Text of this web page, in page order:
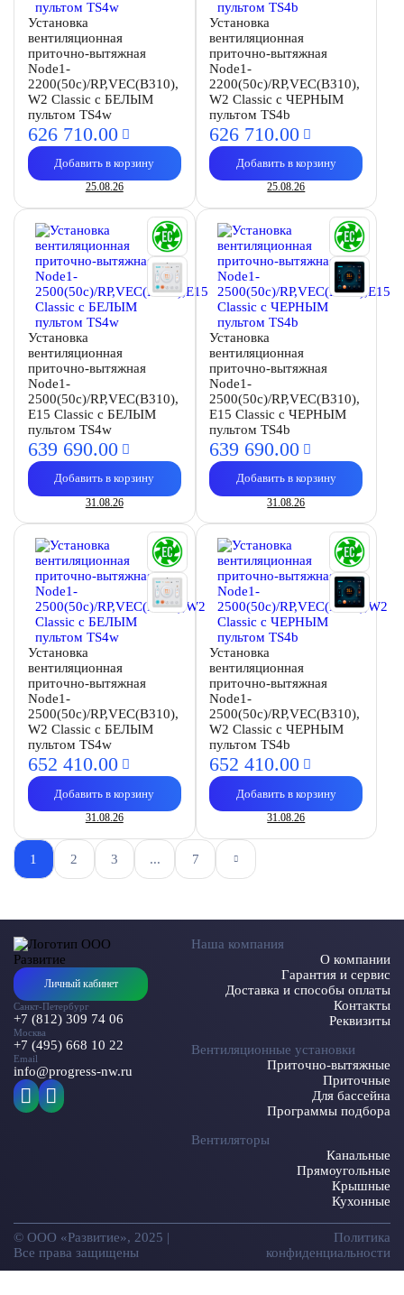
Установка
вентиляционная
приточно-вытяжная
Node1-
2200(50c)/RP,VEC(B310),
W2 Classic с БЕЛЫМ
пультом TS4w
626 710.00
Добавить в корзину
25.08.26
Установка
вентиляционная
приточно-вытяжная
Node1-
2200(50c)/RP,VEC(B310),
W2 Classic с ЧЕРНЫМ
пультом TS4b
626 710.00
Добавить в корзину
25.08.26
Установка
вентиляционная
приточно-вытяжная
Node1-
2500(50c)/RP,VEC(B310),
E15 Classic с БЕЛЫМ
пультом TS4w
639 690.00
Добавить в корзину
31.08.26
Установка
вентиляционная
приточно-вытяжная
Node1-
2500(50c)/RP,VEC(B310),
E15 Classic с ЧЕРНЫМ
пультом TS4b
639 690.00
Добавить в корзину
31.08.26
Установка
вентиляционная
приточно-вытяжная
Node1-
2500(50c)/RP,VEC(B310),
W2 Classic с БЕЛЫМ
пультом TS4w
652 410.00
Добавить в корзину
31.08.26
Установка
вентиляционная
приточно-вытяжная
Node1-
2500(50c)/RP,VEC(B310),
W2 Classic с ЧЕРНЫМ
пультом TS4b
652 410.00
Добавить в корзину
31.08.26
1 2 3 ... 7
Личный кабинет
Санкт-Петербург
+7 (812) 309 74 06
Москва
+7 (495) 668 10 22
Email
info@progress-nw.ru
Наша компания
О компании
Гарантия и сервис
Доставка и способы оплаты
Контакты
Реквизиты
Вентиляционные установки
Приточно-вытяжные
Приточные
Для бассейна
Программы подбора
Вентиляторы
Канальные
Прямоугольные
Крышные
Кухонные
© ООО «Развитие», 2025 |
Все права защищены
Политика
конфиденциальности